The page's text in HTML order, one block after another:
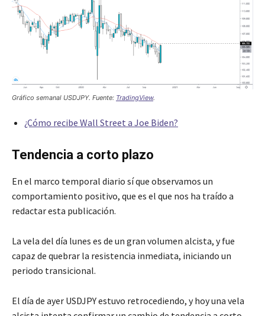
Gráfico semanal USDJPY. Fuente: TradingView.
¿Cómo recibe Wall Street a Joe Biden?
Tendencia a corto plazo
En el marco temporal diario sí que observamos un
comportamiento positivo, que es el que nos ha traído a
redactar esta publicación.
La vela del día lunes es de un gran volumen alcista, y fue
capaz de quebrar la resistencia inmediata, iniciando un
periodo transicional.
El día de ayer USDJPY estuvo retrocediendo, y hoy una vela